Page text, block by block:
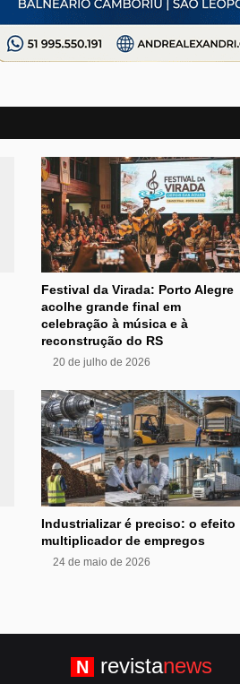
Festival da Virada: Porto Alegre
acolhe grande final em
celebração à música e à
reconstrução do RS
20 de julho de 2026
Industrializar é preciso: o efeito
multiplicador de empregos
24 de maio de 2026
N revistanews